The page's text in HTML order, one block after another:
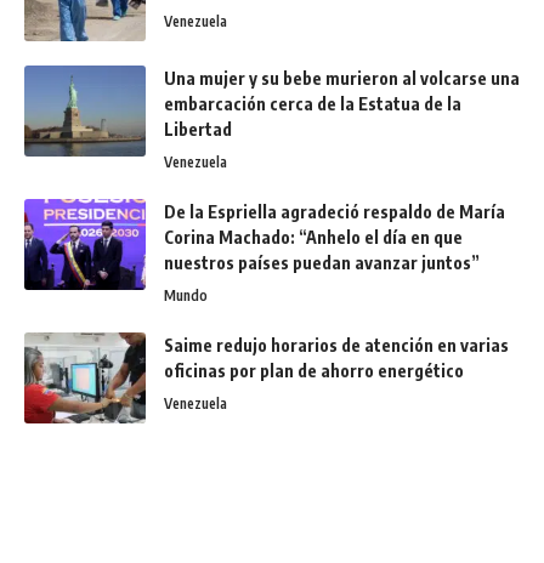
Venezuela
Una mujer y su bebe murieron al volcarse una
embarcación cerca de la Estatua de la
Libertad
Venezuela
De la Espriella agradeció respaldo de María
Corina Machado: “Anhelo el día en que
nuestros países puedan avanzar juntos”
Mundo
Saime redujo horarios de atención en varias
oficinas por plan de ahorro energético
Venezuela